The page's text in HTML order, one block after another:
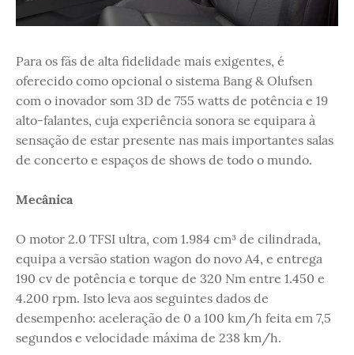
Para os fãs de alta fidelidade mais exigentes, é
oferecido como opcional o sistema Bang & Olufsen
com o inovador som 3D de 755 watts de potência e 19
alto-falantes, cuja experiência sonora se equipara à
sensação de estar presente nas mais importantes salas
de concerto e espaços de shows de todo o mundo.
Mecânica
O motor 2.0 TFSI ultra, com 1.984 cm³ de cilindrada,
equipa a versão station wagon do novo A4, e entrega
190 cv de potência e torque de 320 Nm entre 1.450 e
4.200 rpm. Isto leva aos seguintes dados de
desempenho: aceleração de 0 a 100 km/h feita em 7,5
segundos e velocidade máxima de 238 km/h.